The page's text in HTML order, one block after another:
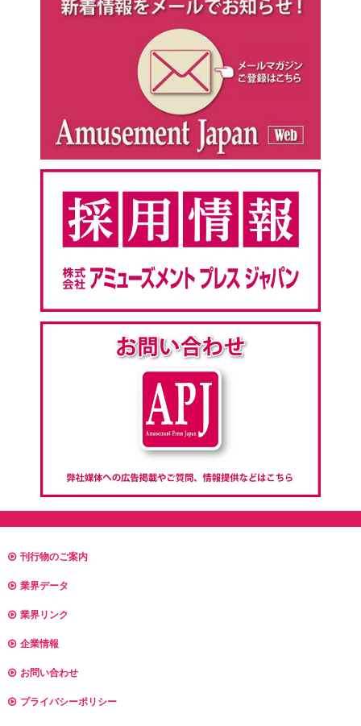
刊行物のご案内
業界データ
業界リンク
企業情報
お問い合わせ
プライバシーポリシー